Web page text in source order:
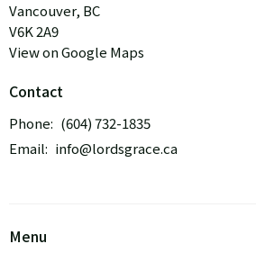
Vancouver, BC
V6K 2A9
View on Google Maps
Contact
Phone: (604) 732-1835
Email: info@lordsgrace.ca
Menu